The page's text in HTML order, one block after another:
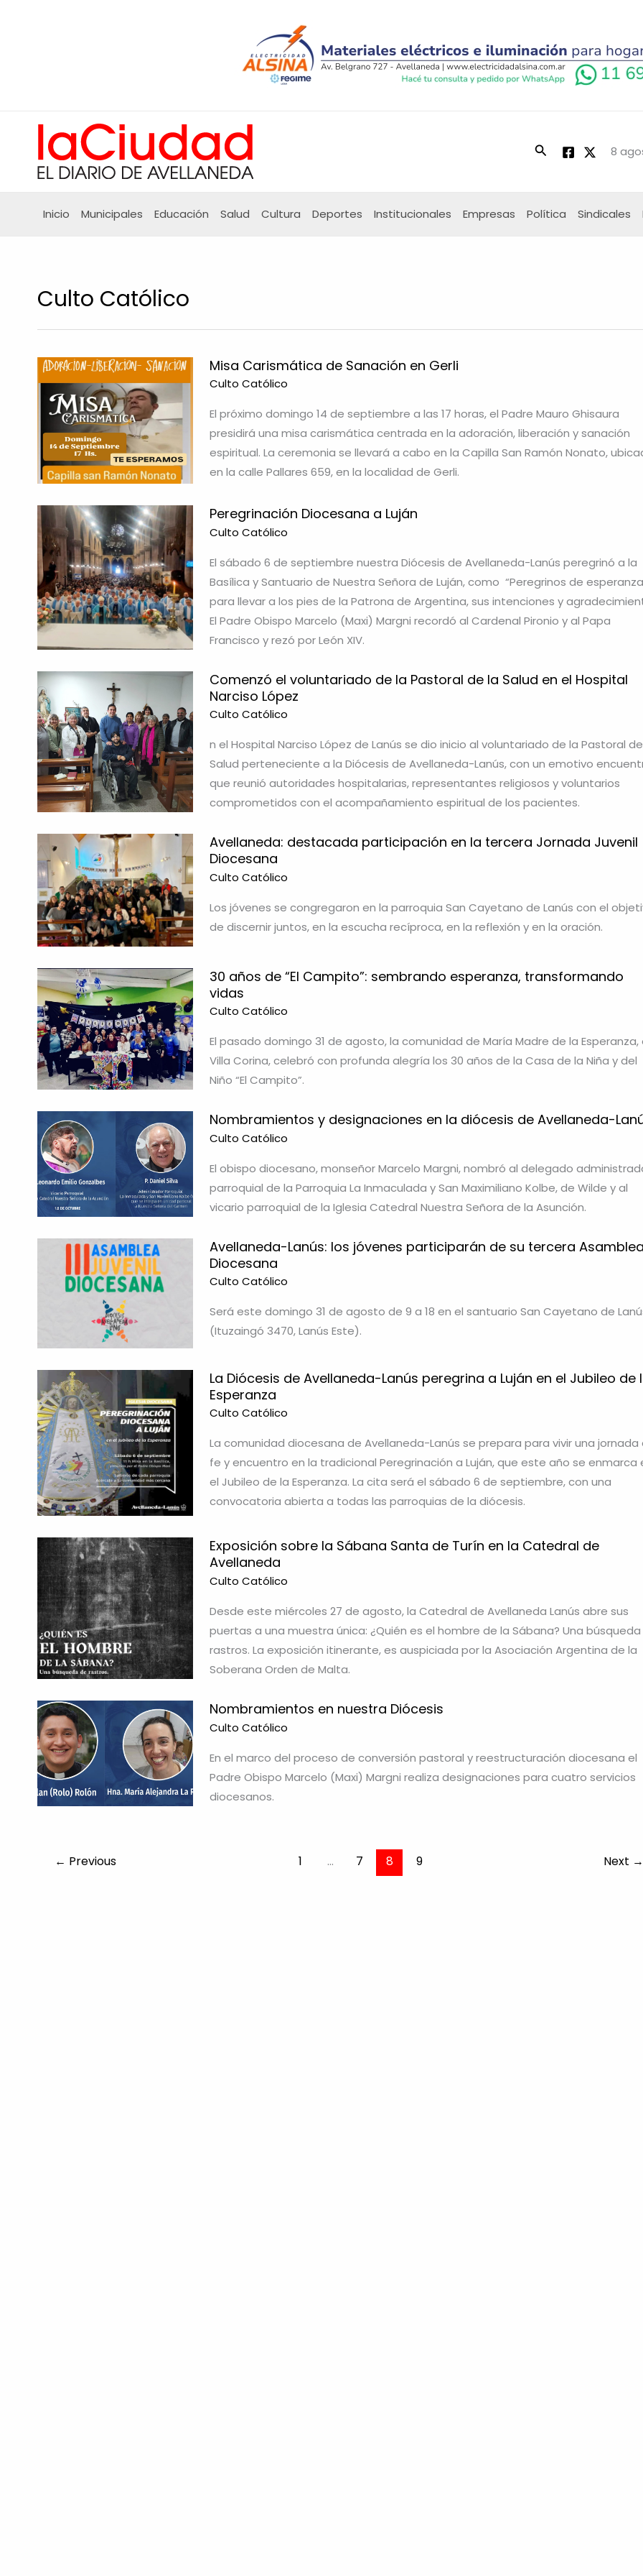
Buscar 8
Inicio Municipales Educación Salud Cultura Deportes Institucionales Empresas Política Sindicales
Culto Católico
Misa Carismática de Sanación en Gerli
Culto Católico
El próximo domingo 14 de septiembre a las 17 horas, el Padre Mauro Ghisaura
presidirá una misa carismática centrada en la adoración, liberación y sanación
espiritual. La ceremonia se llevará a cabo en la Capilla San Ramón Nonato,
en la calle Pallares 659, en la localidad de Gerli.
Peregrinación Diocesana a Luján
Culto Católico
El sábado 6 de septiembre nuestra Diócesis de Avellaneda-Lanús peregrinó a la
Basílica y Santuario de Nuestra Señora de Luján, como “Peregrinos de
para llevar a los pies de la Patrona de Argentina, sus intenciones y
El Padre Obispo Marcelo (Maxi) Margni recordó al Cardenal Pironio y al Papa
Francisco y rezó por León XIV.
Comenzó el voluntariado de la Pastoral de la Salud en el Hospital
Narciso López
Culto Católico
n el Hospital Narciso López de Lanús se dio inicio al voluntariado de la Pastoral
Salud perteneciente a la Diócesis de Avellaneda-Lanús, con un emotivo
que reunió autoridades hospitalarias, representantes religiosos y voluntarios
comprometidos con el acompañamiento espiritual de los pacientes.
Avellaneda: destacada participación en la tercera Jornada Juvenil
Diocesana
Culto Católico
Los jóvenes se congregaron en la parroquia San Cayetano de Lanús con el
de discernir juntos, en la escucha recíproca, en la reflexión y en la oración.
30 años de “El Campito”: sembrando esperanza, transformando
vidas
Culto Católico
El pasado domingo 31 de agosto, la comunidad de María Madre de la Esperanza,
Villa Corina, celebró con profunda alegría los 30 años de la Casa de la Niña y del
Niño “El Campito”.
Nombramientos y designaciones en la diócesis de Avellaneda-
Culto Católico
El obispo diocesano, monseñor Marcelo Margni, nombró al delegado
parroquial de la Parroquia La Inmaculada y San Maximiliano Kolbe, de Wilde y al
vicario parroquial de la Iglesia Catedral Nuestra Señora de la Asunción.
Avellaneda-Lanús: los jóvenes participarán de su tercera
Diocesana
Culto Católico
Será este domingo 31 de agosto de 9 a 18 en el santuario San Cayetano de
(Ituzaingó 3470, Lanús Este).
La Diócesis de Avellaneda-Lanús peregrina a Luján en el Jubileo de
Esperanza
Culto Católico
La comunidad diocesana de Avellaneda-Lanús se prepara para vivir una jornada
fe y encuentro en la tradicional Peregrinación a Luján, que este año se enmarca
el Jubileo de la Esperanza. La cita será el sábado 6 de septiembre, con una
convocatoria abierta a todas las parroquias de la diócesis.
Exposición sobre la Sábana Santa de Turín en la Catedral de
Avellaneda
Culto Católico
Desde este miércoles 27 de agosto, la Catedral de Avellaneda Lanús abre sus
puertas a una muestra única: ¿Quién es el hombre de la Sábana? Una
rastros. La exposición itinerante, es auspiciada por la Asociación Argentina de la
Soberana Orden de Malta.
Nombramientos en nuestra Diócesis
Culto Católico
En el marco del proceso de conversión pastoral y reestructuración diocesana el
Padre Obispo Marcelo (Maxi) Margni realiza designaciones para cuatro servicios
diocesanos.
← Previous 1 … 7 8 9 Next